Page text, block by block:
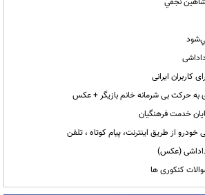
به حرکت بی شرمانه خانم بازیگر + عکس
خودرو از طریق اینترنت، پیام کوتاه ، تلفن
(عکس)
کنکوری ها